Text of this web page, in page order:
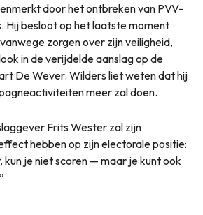
door het ontbreken van PVV-
Hij besloot op het laatste moment
zorgen over zijn veiligheid,
in de verijdelde aanslag op de
De Wever. Wilders liet weten dat hij
meer zal doen.
Frits Wester zal zijn
hebben op zijn electorale positie:
kun je niet scoren — maar je kunt ook